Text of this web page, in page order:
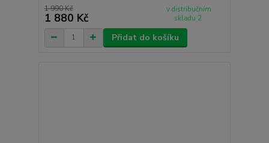
1 990 Kč
1 880 Kč
v distribučním
skladu 2
Přidat do košíku